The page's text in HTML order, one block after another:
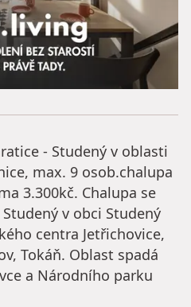
- Studený v oblasti
max. 9 osob.chalupa
3.300kč. Chalupa se
v obci Studený
centra Jetřichovice,
Tokáň. Oblast spadá
a Národního parku